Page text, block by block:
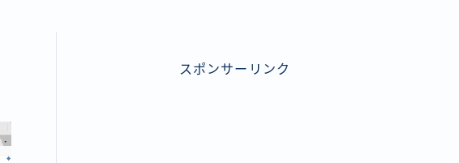
スポンサーリンク